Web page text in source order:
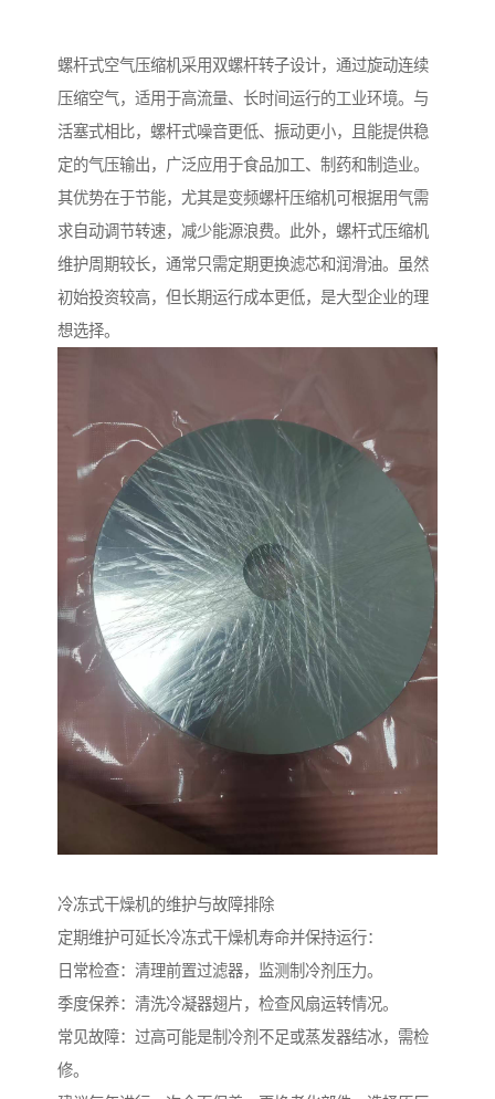
螺杆式空气压缩机采用双螺杆转子设计，通过旋动连续
压缩空气，适用于高流量、长时间运行的工业环境。与
活塞式相比，螺杆式噪音更低、振动更小，且能提供稳
定的气压输出，广泛应用于食品加工、制药和制造业。
其优势在于节能，尤其是变频螺杆压缩机可根据用气需
求自动调节转速，减少能源浪费。此外，螺杆式压缩机
维护周期较长，通常只需定期更换滤芯和润滑油。虽然
初始投资较高，但长期运行成本更低，是大型企业的理
想选择。
冷冻式干燥机的维护与故障排除
定期维护可延长冷冻式干燥机寿命并保持运行：
日常检查：清理前置过滤器，监测制冷剂压力。
季度保养：清洗冷凝器翅片，检查风扇运转情况。
常见故障：过高可能是制冷剂不足或蒸发器结冰，需检
修。